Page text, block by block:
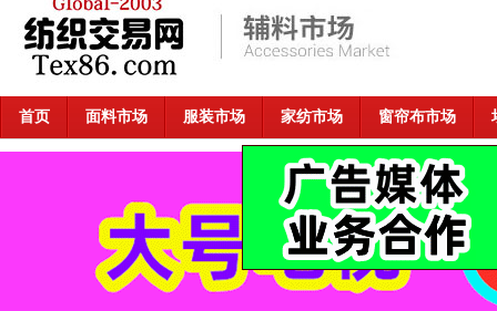
首页 面料市场 服装市场 家纺市场 窗帘布市场